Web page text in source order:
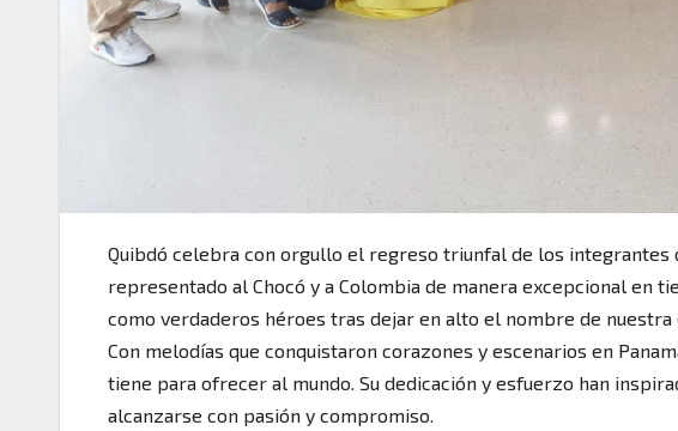
Quibdó celebra con orgullo el regreso triunfal de los integrantes
representado al Chocó y a Colombia de manera excepcional en
como verdaderos héroes tras dejar en alto el nombre de nuestra
Con melodías que conquistaron corazones y escenarios en
tiene para ofrecer al mundo. Su dedicación y esfuerzo han
alcanzarse con pasión y compromiso.